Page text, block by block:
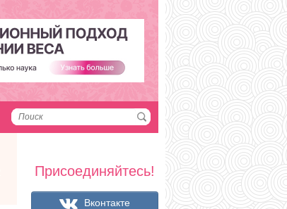
Присоединяйтесь!
Вконтакте